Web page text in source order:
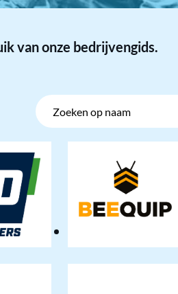
van onze bedrijvengids.
Zoek
op
Beequip